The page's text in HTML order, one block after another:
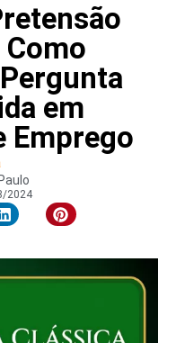
Como
em
Emprego
2024